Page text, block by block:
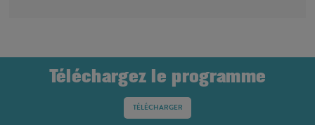
Téléchargez le programme
TÉLÉCHARGER